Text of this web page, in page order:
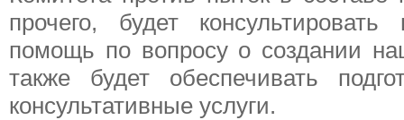
прочего, будет
помощь по вопросу о создании
также будет обеспечивать
консультативные услуги.